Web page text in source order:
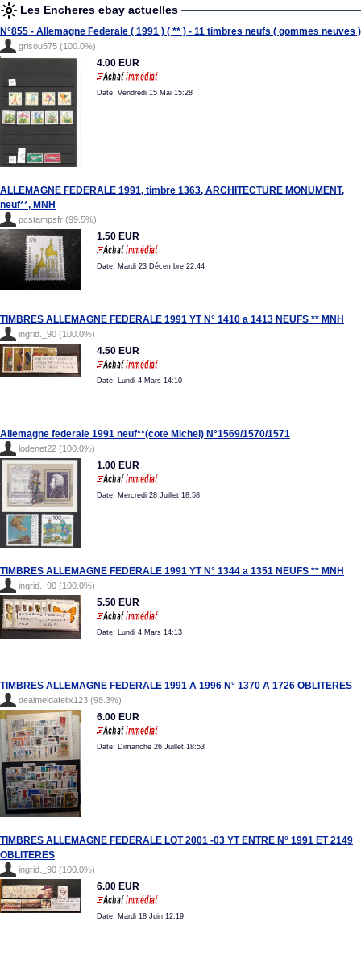
Les Encheres ebay actuelles
N°855 - Allemagne Federale ( 1991 ) ( ** ) - 11 timbres neufs ( gommes neuves )
grisou575 (100.0%)
4.00 EUR
Date: Vendredi 15 Mai 15:28
ALLEMAGNE FEDERALE 1991, timbre 1363, ARCHITECTURE MONUMENT,
neuf**, MNH
pcstampsfr (99.5%)
1.50 EUR
Date: Mardi 23 Décembre 22:44
TIMBRES ALLEMAGNE FEDERALE 1991 YT N° 1410 a 1413 NEUFS ** MNH
ingrid._90 (100.0%)
4.50 EUR
Date: Lundi 4 Mars 14:10
Allemagne federale 1991 neuf**(cote Michel) N°1569/1570/1571
lodenet22 (100.0%)
1.00 EUR
Date: Mercredi 28 Juillet 18:58
TIMBRES ALLEMAGNE FEDERALE 1991 YT N° 1344 a 1351 NEUFS ** MNH
ingrid._90 (100.0%)
5.50 EUR
Date: Lundi 4 Mars 14:13
TIMBRES ALLEMAGNE FEDERALE 1991 A 1996 N° 1370 A 1726 OBLITERES
dealmeidafelix123 (98.3%)
6.00 EUR
Date: Dimanche 26 Juillet 18:53
TIMBRES ALLEMAGNE FEDERALE LOT 2001 -03 YT ENTRE N° 1991 ET 2149
OBLITERES
ingrid._90 (100.0%)
6.00 EUR
Date: Mardi 18 Juin 12:19